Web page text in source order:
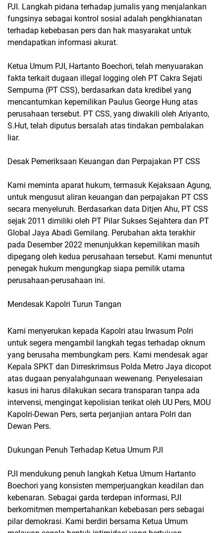
PJI. Langkah pidana terhadap jurnalis yang menjalankan
fungsinya sebagai kontrol sosial adalah pengkhianatan
terhadap kebebasan pers dan hak masyarakat untuk
mendapatkan informasi akurat.
Ketua Umum PJI, Hartanto Boechori, telah menyuarakan
fakta terkait dugaan illegal logging oleh PT Cakra Sejati
Sempurna (PT CSS), berdasarkan data kredibel yang
mencantumkan kepemilikan Paulus George Hung atas
perusahaan tersebut. PT CSS, yang diwakili oleh Ariyanto,
S.Hut, telah diputus bersalah atas tindakan pembalakan
liar.
Desak Pemeriksaan Keuangan dan Perpajakan PT CSS
Kami meminta aparat hukum, termasuk Kejaksaan Agung,
untuk mengusut aliran keuangan dan perpajakan PT CSS
secara menyeluruh. Berdasarkan data Ditjen Ahu, PT CSS
sejak 2011 dimiliki oleh PT Pilar Sukses Sejahtera dan PT
Global Jaya Abadi Gemilang. Perubahan akta terakhir
pada Desember 2022 menunjukkan kepemilikan masih
dipegang oleh kedua perusahaan tersebut. Kami menuntut
penegak hukum mengungkap siapa pemilik utama
perusahaan-perusahaan ini.
Mendesak Kapolri Turun Tangan
Kami menyerukan kepada Kapolri atau Irwasum Polri
untuk segera mengambil langkah tegas terhadap oknum
yang berusaha membungkam pers. Kami mendesak agar
Kepala SPKT dan Dirreskrimsus Polda Metro Jaya dicopot
atas dugaan penyalahgunaan wewenang. Penyelesaian
kasus ini harus dilakukan secara transparan tanpa ada
intervensi, mengingat kepolisian terikat oleh UU Pers, MOU
Kapolri-Dewan Pers, serta perjanjian antara Polri dan
Dewan Pers.
Dukungan Penuh Terhadap Ketua Umum PJI
PJI mendukung penuh langkah Ketua Umum Hartanto
Boechori yang konsisten memperjuangkan keadilan dan
kebenaran. Sebagai garda terdepan informasi, PJI
berkomitmen mempertahankan kebebasan pers sebagai
pilar demokrasi. Kami berdiri bersama Ketua Umum